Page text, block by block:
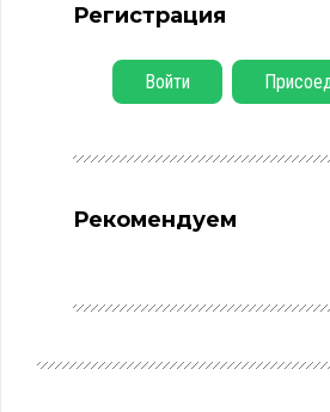
Регистрация
Войти
Рекомендуем